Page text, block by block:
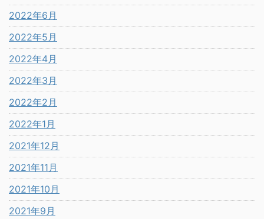
2022年6月
2022年5月
2022年4月
2022年3月
2022年2月
2022年1月
2021年12月
2021年11月
2021年10月
2021年9月